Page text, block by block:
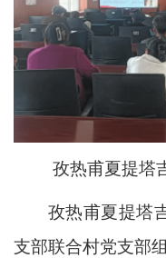
孜热甫夏提塔
孜热甫夏提塔
支部联合村党支部